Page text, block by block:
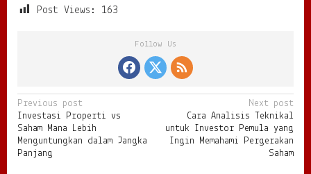
Post Views: 163
Follow Us
P
o
s
Previous post
Investasi Properti vs
Saham Mana Lebih
Menguntungkan dalam Jangka
Panjang
Next post
Cara Analisis Teknikal
untuk Investor Pemula yang
Ingin Memahami Pergerakan
Saham